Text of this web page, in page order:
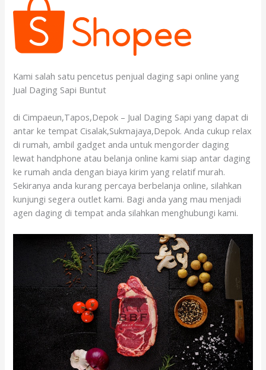
Kami salah satu pencetus penjual daging sapi online yang
Jual Daging Sapi Buntut
di Cimpaeun,Tapos,Depok – Jual Daging Sapi yang dapat di
antar ke tempat Cisalak,Sukmajaya,Depok. Anda cukup relax
di rumah, ambil gadget anda untuk mengorder daging
lewat handphone atau belanja online kami siap antar daging
ke rumah anda dengan biaya kirim yang relatif murah.
Sekiranya anda kurang percaya berbelanja online, silahkan
kunjungi segera outlet kami. Bagi anda yang mau menjadi
agen daging di tempat anda silahkan menghubungi kami.